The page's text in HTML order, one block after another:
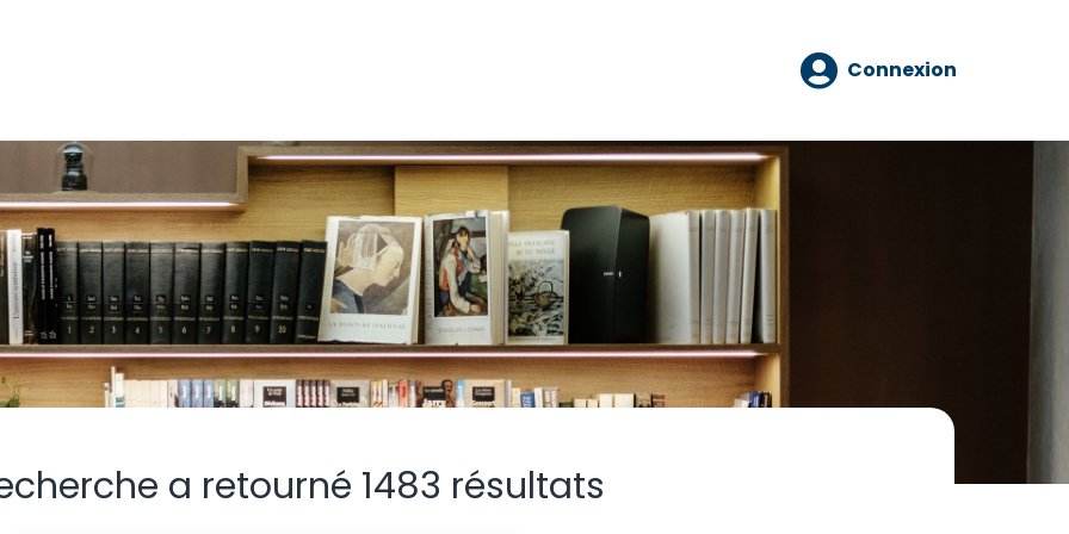
Connexion
a retourné 1483 résultats